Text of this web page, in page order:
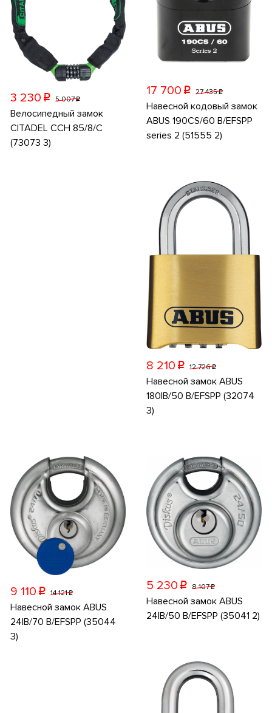
3 230 p 5 007p
Велосипедный замок
CITADEL CCH 85/8/C
(73073 3)
17 700 p 27 435p
Навесной кодовый замок
ABUS 190CS/60 B/EFSPP
series 2 (51555 2)
8 210 p 12 726p
Навесной замок ABUS
180IB/50 B/EFSPP (32074
3)
9 110 p 14 121p
Навесной замок ABUS
24IB/70 B/EFSPP (35044
3)
5 230 p 8 107p
Навесной замок ABUS
24IB/50 B/EFSPP (35041 2)